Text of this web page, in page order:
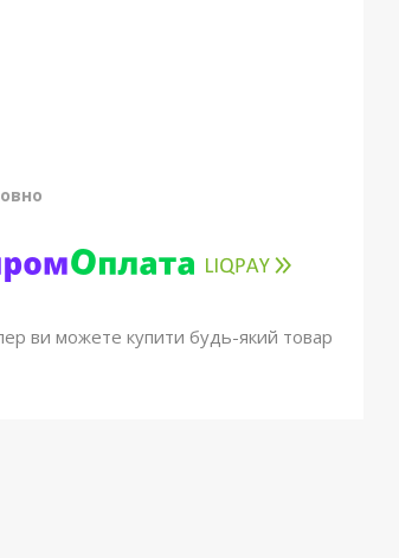
ви можете купити будь-який товар